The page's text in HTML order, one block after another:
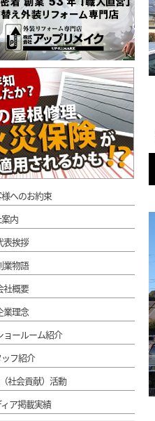
へのお約束
内
表挨拶
業物語
社概要
業理念
ョールーム紹介
フ紹介
社会貢献）活動
ア掲載実績